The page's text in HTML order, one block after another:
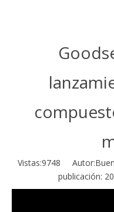
Vistas:9748
publicación: